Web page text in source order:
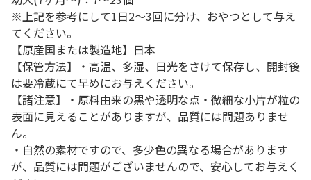
※上記を参考にして1日2～3回に分け、おやつとして与え
てください。
【原産国または製造地】日本
【保管方法】・高温、多湿、日光をさけて保存し、開封後
は要冷蔵にて早めにお与えください。
【諸注意】・原料由来の黒や透明な点・微細な小片が粒の
表面に見えることがありますが、品質には問題ありませ
ん。
・自然の素材ですので、多少色の異なる場合があります
が、品質には問題がございませんので、安心してお与えく